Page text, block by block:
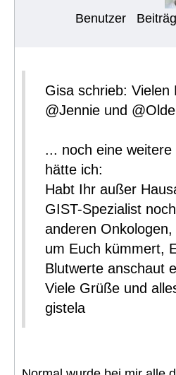
Benutzer
Gisa schrieb: Vielen
@Jennie und
... noch eine weitere
hätte ich:
Habt Ihr außer
GIST-Spezialist
anderen Onkologen,
um Euch kümmert,
Blutwerte anschaut
Viele Grüße und
gistela